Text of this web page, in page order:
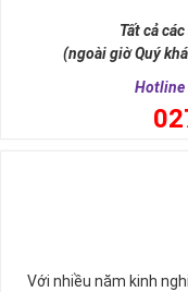
mãi hấp dẫn, với mức
Đó là lý do Viettel
vì sự tiện lợi hàng
Từ sau ngày 15/9/
cho các thuê bao di
Tất cả các đầu số
086 và 8 đầu số 10
Tất cả
(ngoài giờ Quý
Hotline
0
Với nhiều năm kinh